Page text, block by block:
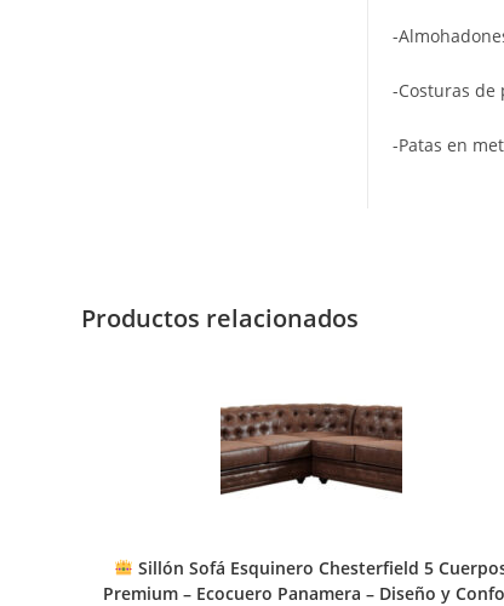
-
-Costuras de
-Patas en
Productos relacionados
Sillón Sofá Esquinero Chesterfield 5
Premium – Ecocuero Panamera – Diseño y